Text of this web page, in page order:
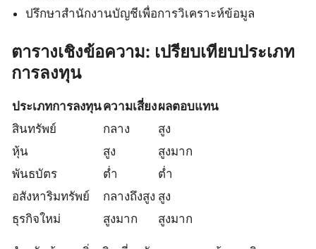
ปรึกษาสำนักงานบัญชีเพื่อการวิเคราะห์ข้อมูล
ตารางเชิงข้อความ: เปรียบเทียบประเภท
การลงทุน
ประเภทการลงทุนความเสี่ยงผลตอบแทน
สินทรัพย์
กลาง
สูง
หุ้น
สูง
สูงมาก
พันธบัตร
ต่ำ
ต่ำ
อสังหาริมทรัพย์
กลางถึงสูง สูง
ธุรกิจใหม่
สูงมาก สูงมาก